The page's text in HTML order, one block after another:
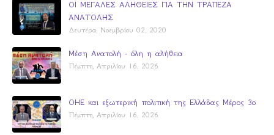
ΟΙ ΜΕΓΑΛΕΣ ΑΛΗΘΕΙΕΣ ΓΙΑ ΤΗΝ ΤΡΑΠΕΖΑ
ΑΝΑΤΟΛΗΣ
Δευτέρα, Νοεμβρίου 02, 2020
Μέση Ανατολή - όλη η αλήθεια
Πέμπτη, Απριλίου 16, 2026
ΟΗΕ και εξωτερική πολιτική της Ελλάδας Μέρος 3ο
Πέμπτη, Απριλίου 16, 2026